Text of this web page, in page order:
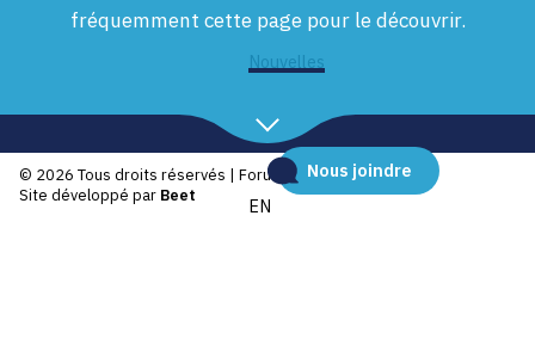
Nouvelles
Nous joindre
EN
fréquemment cette page pour le découvrir.
© 2026 Tous droits réservés | Forum IA Québec
Site développé par Beet